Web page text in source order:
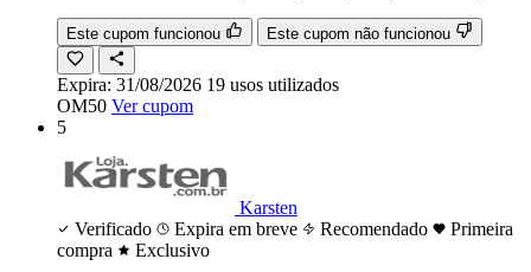
Este cupom funcionou Este cupom não funcionou
Expira: 31/08/2026 19 usos utilizados
OM50 Ver cupom
5
Karsten
Verificado
Expira em breve Recomendado
Primeira
compra
Exclusivo